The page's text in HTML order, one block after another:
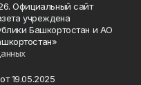
Официальный сайт
учреждена
Башкортостан и АО
19.05.2025